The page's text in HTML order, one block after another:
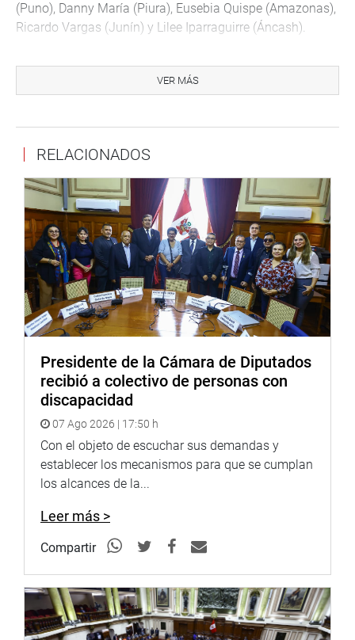
(Puno), Danny María (Piura), Eusebia Quispe (Amazonas),
Ricardo Vargas (Junín) y Lilee Iparraguirre (Áncash).
Paredes señaló que la evidencia técnica demuestra que la
formación socioemocional es un componente esencial
continuar con el seguimiento de estas políticas
prioricen el bienestar de los estudiantes en todo el país.
OFICINA DE COMUNICACIONES E IMAGEN
INSTITUCIONAL
VER MÁS
RELACIONADOS
Presidente de la Cámara de Diputados
recibió a colectivo de personas con
discapacidad
07 Ago 2026 | 17:50 h
Con el objeto de escuchar sus demandas y
establecer los mecanismos para que se cumplan
los alcances de la...
Leer más >
Compartir